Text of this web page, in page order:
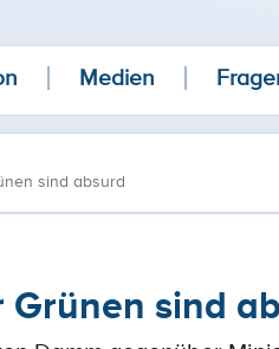
Medien
sind absurd
sind